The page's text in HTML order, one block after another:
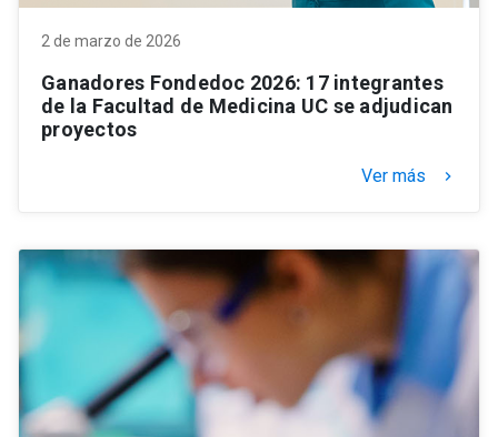
2 de marzo de 2026
Ganadores Fondedoc 2026: 17 integrantes
de la Facultad de Medicina UC se adjudican
proyectos
Ver más keyboard_arrow_right